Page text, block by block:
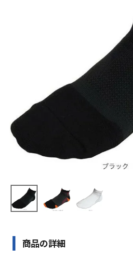
ご利用ガイド
お問い合わせ
メルマガ登録
特定商取引法
商品の詳細